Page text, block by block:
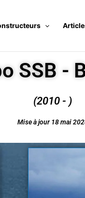
SSB -
(2010 - )
Mise à jour 18 mai